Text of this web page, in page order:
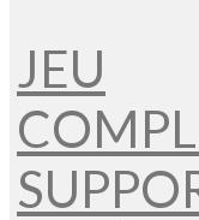
JEU